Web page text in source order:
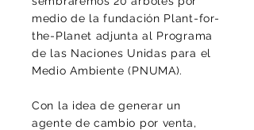
medio de la fundación Plant-for-
the-Planet adjunta al Programa
de las Naciones Unidas para el
Medio Ambiente (PNUMA).
Con la idea de generar un
agente de cambio por venta,